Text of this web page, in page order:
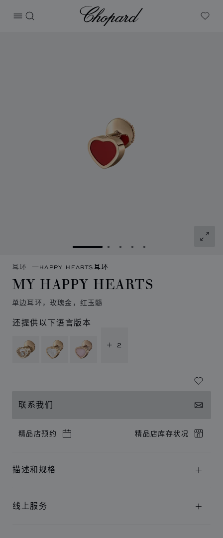
打开菜单
搜索
Chopard
My
转到幻灯片 1转到幻灯片 2
转到幻灯片 3
转到幻灯片 4
转到幻灯片 5
耳环 HAPPY HEARTS耳环
MY HAPPY HEARTS
单边耳环，玫瑰金，红玉髓
还提供以下语言版本
+ 2
联系我们
精品店预约 精品店库存状况
描述和规格
线上服务